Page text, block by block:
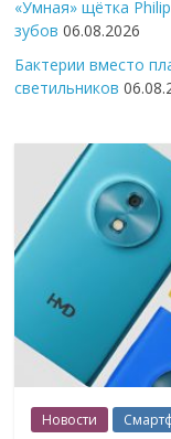
«Умная» щётка
зубов 06.08.2026
Бактерии вместо
светильников
Новости